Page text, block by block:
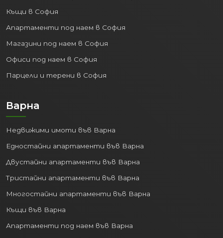
Къщи в София
Апартаменти под наем в София
Магазини под наем в София
Офиси под наем в София
Парцели и терени в София
Варна
Недвижими имоти във Варна
Едностайни апартаменти във Варна
Двустайни апартаменти във Варна
Тристайни апартаменти във Варна
Многостайни апартаменти във Варна
Къщи във Варна
Апартаменти под наем във Варна